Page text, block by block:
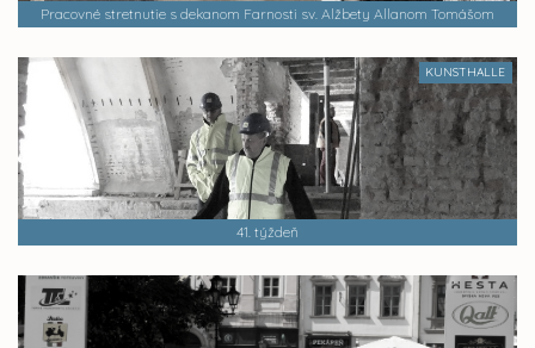
Pracovné stretnutie s dekanom Farnosti sv. Alžbety Allanom Tomášom
KUNSTHALLE
41. týždeň